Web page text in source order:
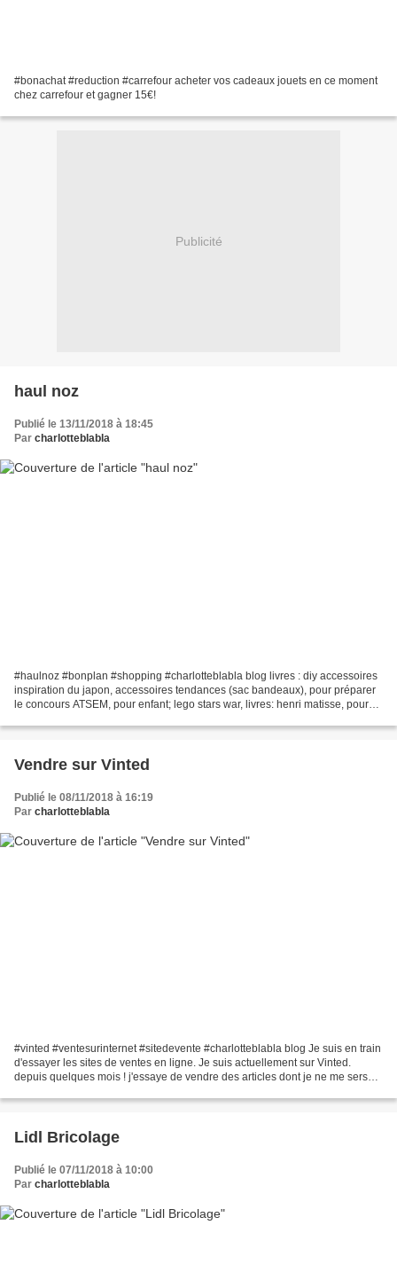
#bonachat #reduction #carrefour acheter vos cadeaux jouets en ce moment
chez carrefour et gagner 15€!
Publicité
haul noz
Publié le 13/11/2018 à 18:45
Par charlotteblabla
#haulnoz #bonplan #shopping #charlotteblabla blog livres : diy accessoires
inspiration du japon, accessoires tendances (sac bandeaux), pour préparer
le concours ATSEM, pour enfant; lego stars war, livres: henri matisse, pour
Vendre sur Vinted
Publié le 08/11/2018 à 16:19
Par charlotteblabla
#vinted #ventesurinternet #sitedevente #charlotteblabla blog Je suis en train
d'essayer les sites de ventes en ligne. Je suis actuellement sur Vinted.
depuis quelques mois ! j'essaye de vendre des articles dont je ne me sers
Lidl Bricolage
Publié le 07/11/2018 à 10:00
Par charlotteblabla